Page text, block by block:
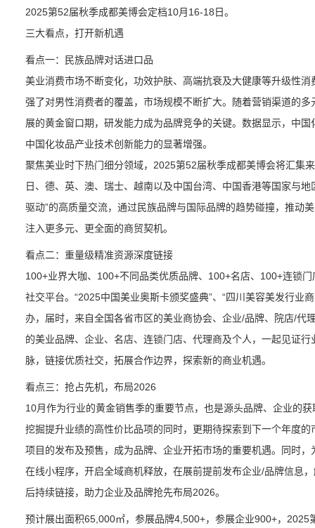
2025第52届秋季成都美博会定档10月16-18日。
三大看点，打开新机遇
看点一：民族品牌对话进口品
美业消费市场不断变化，功效护肤、高端抗衰及大健康等升级性
强了对男性消费者的覆盖，市场规模不断扩大。随着营销渠道的
展的黄金窗口期，研发能力成为品牌竞争的关键。数据显示，中
中国化妆品产业技术创新能力的显著增强。
聚焦美业时下热门细分领域，2025第52届秋季成都美博会将汇集
日、德、英、澳、瑞士、越南以及中国台湾、中国香港等国家与
驱动”的高质量交流，通过民族品牌与国际品牌的趋势碰撞，推动
注入更多元、更全面的商贸契机。
看点二：重量级精准资源深度链接
100+业界大咖、100+不同品类优质品牌、100+名店、100+连锁
社交平台。“2025中国美业奥斯卡颁奖盛典”、“四川美容美发行业
办，届时，来自全国各省市区的美业商协会、企业/品牌、院店/代
的美业品牌、企业、名店、连锁门店、代理商及个人，一起见证
脉，链接优质社交，拓展合作边界，探索新的商业机遇。
看点三：抢占先机，布局2026
10月作为行业的黄金销售季的重要节点，也是源头品牌、企业的
挖掘提升业绩的高性价比品项的同时，更期待探索到下一个年度
项目的发布及预售，成为品牌、企业开拓市场的重要机遇。同时
在线小程序，开启全域商机释放，在展前提前发布企业/品牌信息
后持续链接，助力企业及品牌抢先布局2026。
预计展出面积65,000㎡，参展品牌4,500+，参展企业900+，